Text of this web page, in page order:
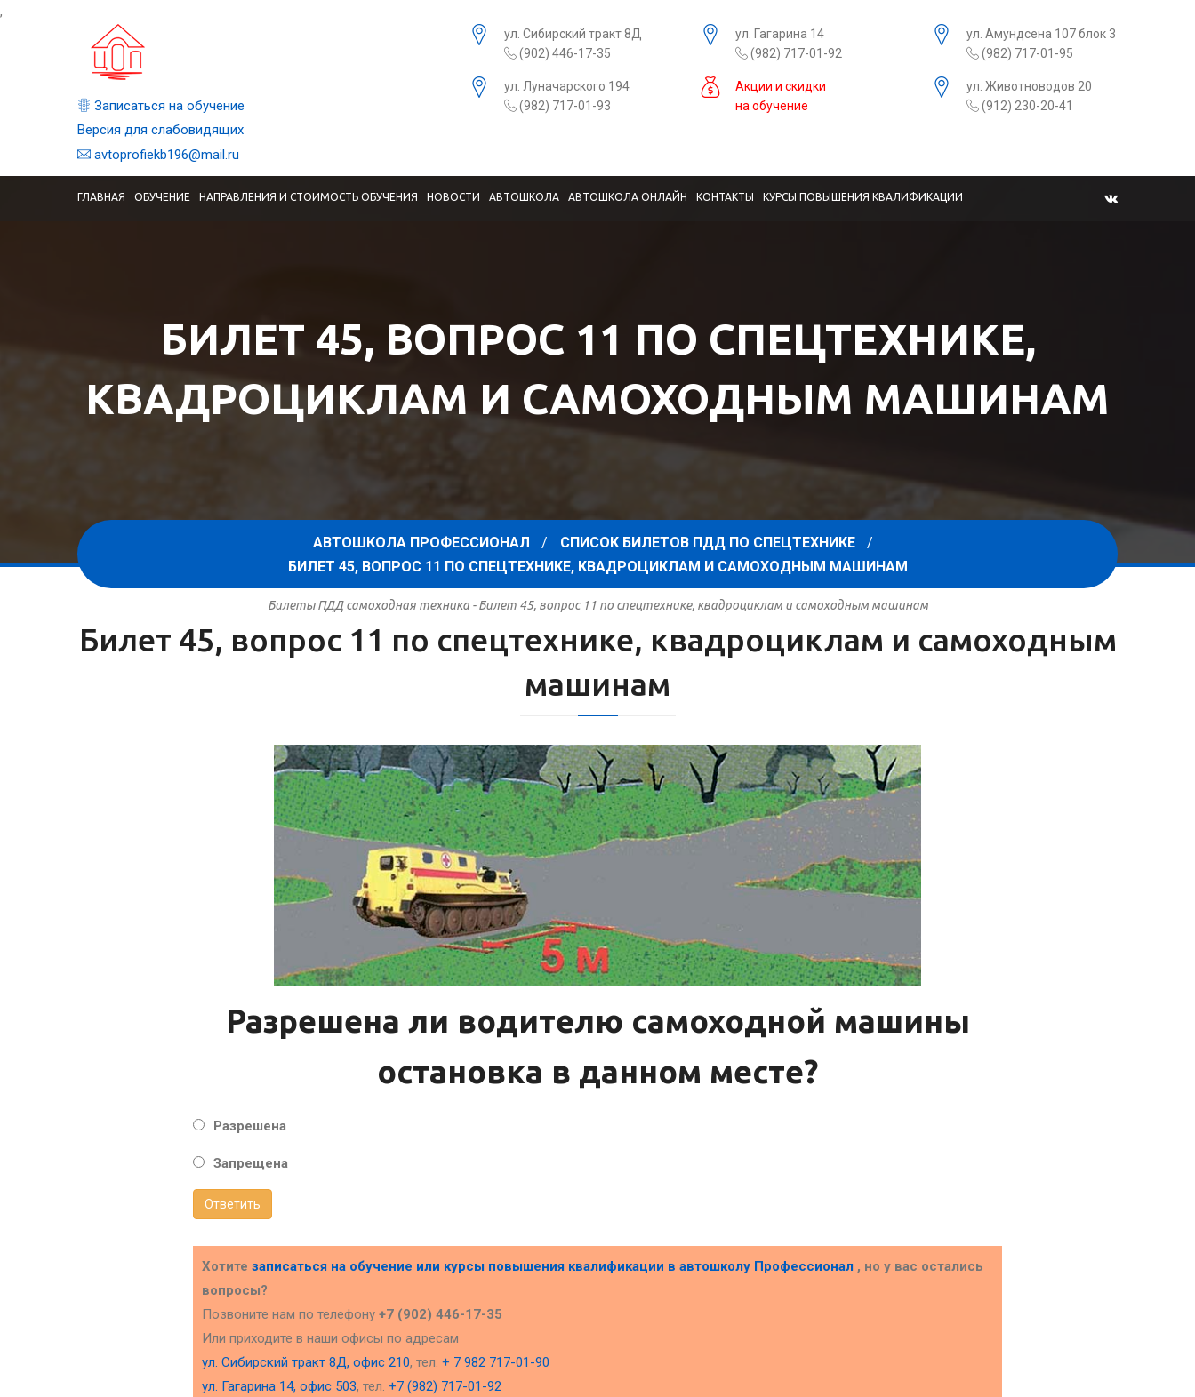
,
Записаться на обучение
Версия для слабовидящих
avtoprofiekb196@mail.ru
ул. Сибирский тракт 8Д
(902) 446-17-35
ул. Гагарина 14
(982) 717-01-92
ул. Амундсена 107 блок 3
(982) 717-01-95
ул. Луначарского 194
(982) 717-01-93
Акции и скидки
на обучение
ул. Животноводов 20
(912) 230-20-41
ГЛАВНАЯ ОБУЧЕНИЕ НАПРАВЛЕНИЯ И СТОИМОСТЬ ОБУЧЕНИЯ НОВОСТИ АВТОШКОЛА АВТОШКОЛА ОНЛАЙН КОНТАКТЫ КУРСЫ ПОВЫШЕНИЯ КВАЛИФИКАЦИИ
БИЛЕТ 45, ВОПРОС 11 ПО СПЕЦТЕХНИКЕ,
КВАДРОЦИКЛАМ И САМОХОДНЫМ МАШИНАМ
АВТОШКОЛА ПРОФЕССИОНАЛ
СПИСОК БИЛЕТОВ ПДД ПО СПЕЦТЕХНИКЕ
БИЛЕТ 45, ВОПРОС 11 ПО СПЕЦТЕХНИКЕ, КВАДРОЦИКЛАМ И САМОХОДНЫМ МАШИНАМ
Билеты ПДД самоходная техника - Билет 45, вопрос 11 по спецтехнике, квадроциклам и самоходным машинам
Билет 45, вопрос 11 по спецтехнике, квадроциклам и самоходным
машинам
Разрешена ли водителю самоходной машины
остановка в данном месте?
Разрешена
Запрещена
Ответить
Хотите записаться на обучение или курсы повышения квалификации в автошколу Профессионал , но у вас остались
вопросы?
Позвоните нам по телефону +7 (902) 446-17-35
Или приходите в наши офисы по адресам
ул. Сибирский тракт 8Д, офис 210, тел. + 7 982 717-01-90
ул. Гагарина 14, офис 503, тел. +7 (982) 717-01-92